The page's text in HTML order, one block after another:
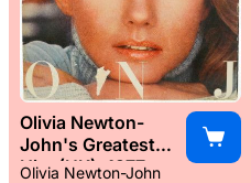
Olivia Newton-
John's Greatest
Hits (UK), 1977
Olivia Newton-John